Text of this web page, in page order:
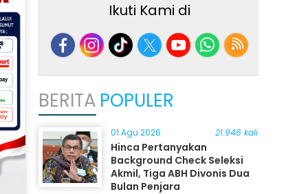
Ikuti Kami di
BERITA POPULER
01 Agu 2026 21.946 kali
Hinca Pertanyakan
Background Check Seleksi
Akmil, Tiga ABH Divonis Dua
Bulan Penjara